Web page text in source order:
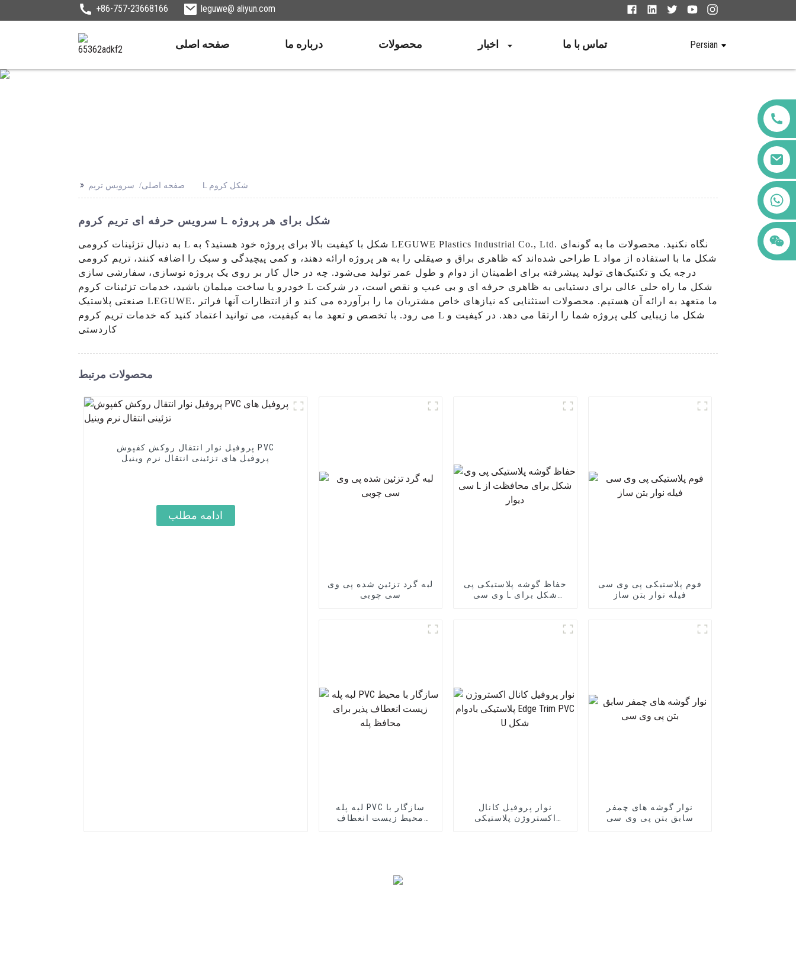
+86-757-23668166 leguwe@ aliyun.com
صفحه اصلی درباره ما محصولات اخبار تماس با ما Persian
+86 123456789122
>> صفحه اصلی سرویس تریم L شکل کروم
سرویس حرفه ای تریم کروم L شکل برای هر پروژه
به دنبال تزئینات کرومی L شکل با کیفیت بالا برای پروژه خود هستید؟ به LEGUWE Plastics Industrial Co., Ltd. نگاه نکنید. محصولات ما به گونه‌ای
طراحی شده‌اند که ظاهری براق و صیقلی را به هر پروژه ارائه دهند، و کمی پیچیدگی و سبک را اضافه کنند، تریم کرومی L شکل ما با استفاده از مواد
درجه یک و تکنیک‌های تولید پیشرفته برای اطمینان از دوام و طول عمر تولید می‌شود. چه در حال کار بر روی یک پروژه نوسازی، سفارشی سازی
خودرو یا ساخت مبلمان باشید، خدمات تزئینات کروم L شکل ما راه حلی عالی برای دستیابی به ظاهری حرفه ای و بی عیب و نقص است، در شرکت
صنعتی پلاستیک LEGUWE، ما متعهد به ارائه آن هستیم. محصولات استثنایی که نیازهای خاص مشتریان ما را برآورده می کند و از انتظارات آنها فراتر
می رود. با تخصص و تعهد ما به کیفیت، می توانید اعتماد کنید که خدمات تریم کروم L شکل ما زیبایی کلی پروژه شما را ارتقا می دهد. در کیفیت و
کاردستی
محصولات مرتبط
پروفیل نوار انتقال روکش کفپوش PVC
پروفیل های تزئینی انتقال نرم وینیل
ادامه مطلب
لبه گرد تزئین شده پی وی
سی چوبی
حفاظ گوشه پلاستیکی پی
وی سی L شکل برای
فوم پلاستیکی پی وی سی
فیله نوار بتن ساز
لبه پله PVC سازگار با
محیط زیست انعطاف
نوار پروفیل کانال
اکستروژن پلاستیکی
نوار گوشه های چمفر
سابق بتن پی وی سی